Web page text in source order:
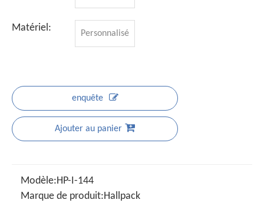
Matériel: Personnalisé
enquête
Ajouter au panier
Modèle:HP-I-144
Marque de produit:Hallpack